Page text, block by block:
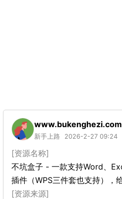
www.bukenghezi.com
新手上路 2026-2-27 09:24
[资源名称]
不坑盒子 - 一款支持Word、
插件（WPS三件套也支持）
[资源来源]